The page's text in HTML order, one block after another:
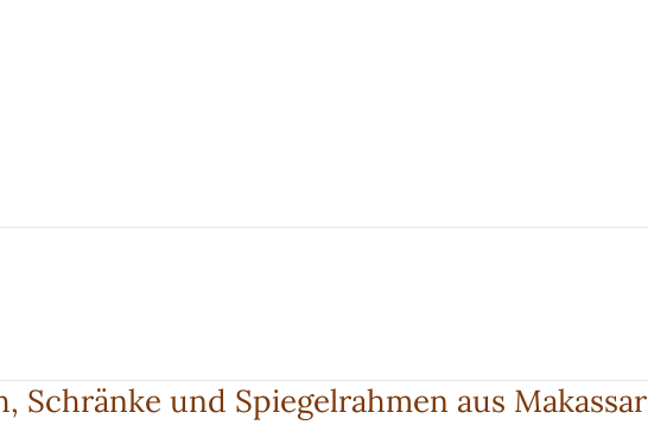
Schränke und Spiegelrahmen aus